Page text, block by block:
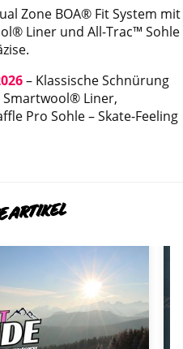
Zone BOA® Fit System mit
Liner und All-Trac™ Sohle
– Klassische Schnürung
Liner,
Pro Sohle – Skate-Feeling
ARTIKEL